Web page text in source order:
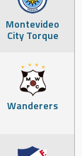
Montevideo
City Torque
Wanderers